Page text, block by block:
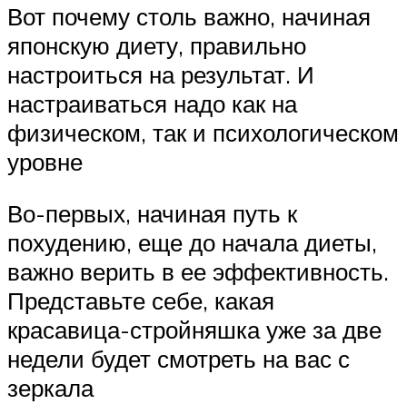
Вот почему столь важно, начиная
японскую диету, правильно
настроиться на результат. И
настраиваться надо как на
физическом, так и психологическом
уровне
Во-первых, начиная путь к
похудению, еще до начала диеты,
важно верить в ее эффективность.
Представьте себе, какая
красавица-стройняшка уже за две
недели будет смотреть на вас с
зеркала